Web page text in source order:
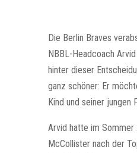
Die Berlin Braves
NBBL-Headcoach
hinter dieser
ganz schöner: Er
Kind und seiner jungen
Arvid hatte im Sommer
McCollister nach der